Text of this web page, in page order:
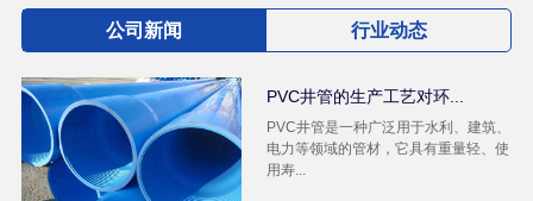
公司新闻 行业动态
PVC井管的生产工艺对环...
PVC井管是一种广泛用于水利、建筑、
电力等领域的管材，它具有重量轻、使
用寿...